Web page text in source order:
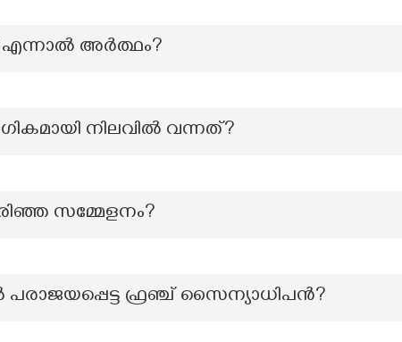
അർത്ഥം?
നിലവിൽ വന്നത്?
സമ്മേളനം?
പരാജയപ്പെട്ട ഫ്രഞ്ച് സൈന്യാധിപൻ?